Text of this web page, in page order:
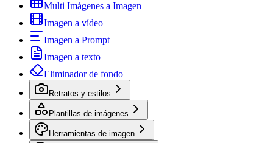
Multi Imágenes a Imagen
Imagen a vídeo
Imagen a Prompt
Imagen a texto
Eliminador de fondo
Retratos y estilos
Plantillas de imágenes
Herramientas de imagen